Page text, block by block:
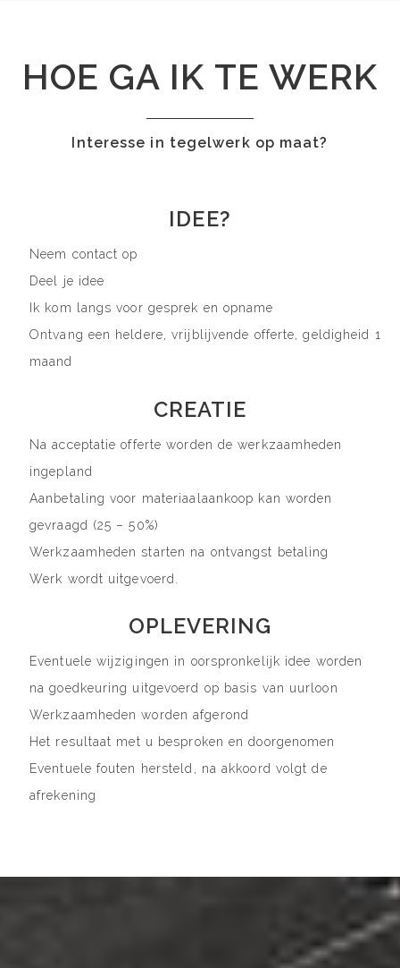
HOE GA IK TE WERK
Interesse in tegelwerk op maat?
IDEE?
Neem contact op
Deel je idee
Ik kom langs voor gesprek en opname
Ontvang een heldere, vrijblijvende offerte, geldigheid 1
maand
CREATIE
Na acceptatie offerte worden de werkzaamheden
ingepland
Aanbetaling voor materiaalaankoop kan worden
gevraagd (25 – 50%)
Werkzaamheden starten na ontvangst betaling
Werk wordt uitgevoerd.
OPLEVERING
Eventuele wijzigingen in oorspronkelijk idee worden
na goedkeuring uitgevoerd op basis van uurloon
Werkzaamheden worden afgerond
Het resultaat met u besproken en doorgenomen
Eventuele fouten hersteld, na akkoord volgt de
afrekening